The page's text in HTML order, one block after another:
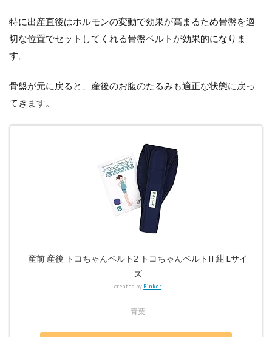
特に出産直後はホルモンの変動で効果が高まるため骨盤を適
切な位置でセットしてくれる骨盤ベルトが効果的になりま
す。
骨盤が元に戻ると、産後のお腹のたるみも適正な状態に戻っ
てきます。
産前 産後 トコちゃんベルト2 トコちゃんベルトII 紺 Lサイ
ズ
created by Rinker
青葉